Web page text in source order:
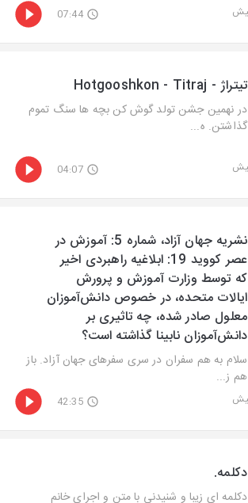
07:44
تیتراژ - Hotgooshkon - Titraj
در نهمین جشن تولد گوش کن بچه ها سنگ تموم
گذاشتن. ه...
04:07
نشریه جهان آزاد، شماره 5: آموزش در
عصر کووید 19: ابلاغیه راهبردی اخیر
که توسط وزارت آموزش و پرورش
ایالات متحده، در خصوص دانش‌آموزان
معلول صادر شده، چه تاثیری بر
دانش‌آموزان نابینا گذاشته است؟
سلام به هم سفران در سری سفرهای جهان آزاد. باز
هم ز...
42:35
دکلمه.
دكلمه ای زیبا و شنیدنی با متن و اجرای خانم